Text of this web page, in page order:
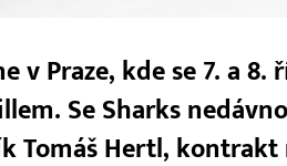
v Praze, kde se 7. a 8.
Se Sharks
Tomáš Hertl, kontrakt